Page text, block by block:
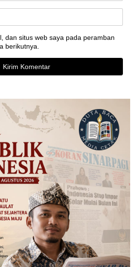
dan situs web saya pada peramban
berikutnya.